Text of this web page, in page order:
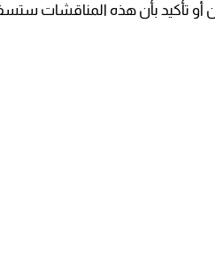
أو تأكيد بأن هذه المناقشات